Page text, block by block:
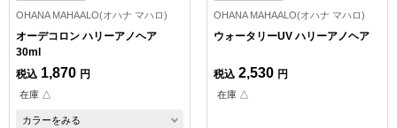
OHANA MAHAALO(オハナ マハロ)
オーデコロン ハリーアノヘア
30ml
税込 1,870 円
在庫 △
カラーをみる
OHANA MAHAALO(オハナ マハロ)
ウォータリーUV ハリーアノヘア
税込 2,530 円
在庫 △